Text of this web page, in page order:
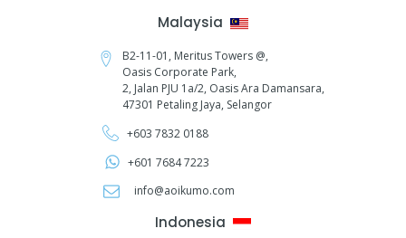
Malaysia
B2-11-01, Meritus Towers @,
Oasis Corporate Park,
2, Jalan PJU 1a/2, Oasis Ara Damansara,
47301 Petaling Jaya, Selangor
+603 7832 0188
+601 7684 7223
info@aoikumo.com
Indonesia